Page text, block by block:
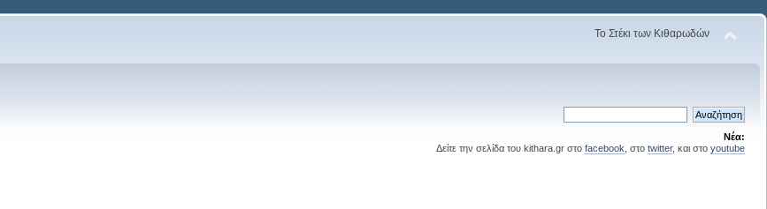
Το Στέκι των Κιθαρωδών
Νέα:
Δείτε την σελίδα του kithara.gr στο facebook , στο twitter, και στο youtube